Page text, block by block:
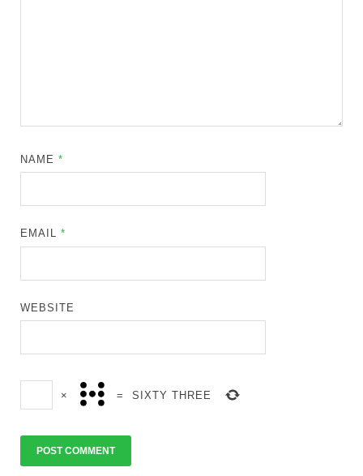
NAME*
EMAIL*
WEBSITE
× = SIXTY THREE